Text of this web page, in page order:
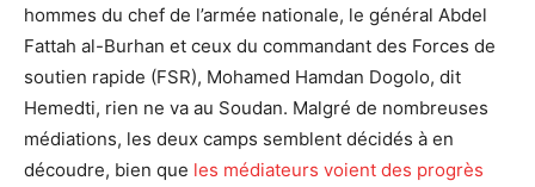
hommes du chef de l’armée nationale, le général Abdel
Fattah al-Burhan et ceux du commandant des Forces de
soutien rapide (FSR), Mohamed Hamdan Dogolo, dit
Hemedti, rien ne va au Soudan. Malgré de nombreuses
médiations, les deux camps semblent décidés à en
découdre, bien que les médiateurs voient des progrès